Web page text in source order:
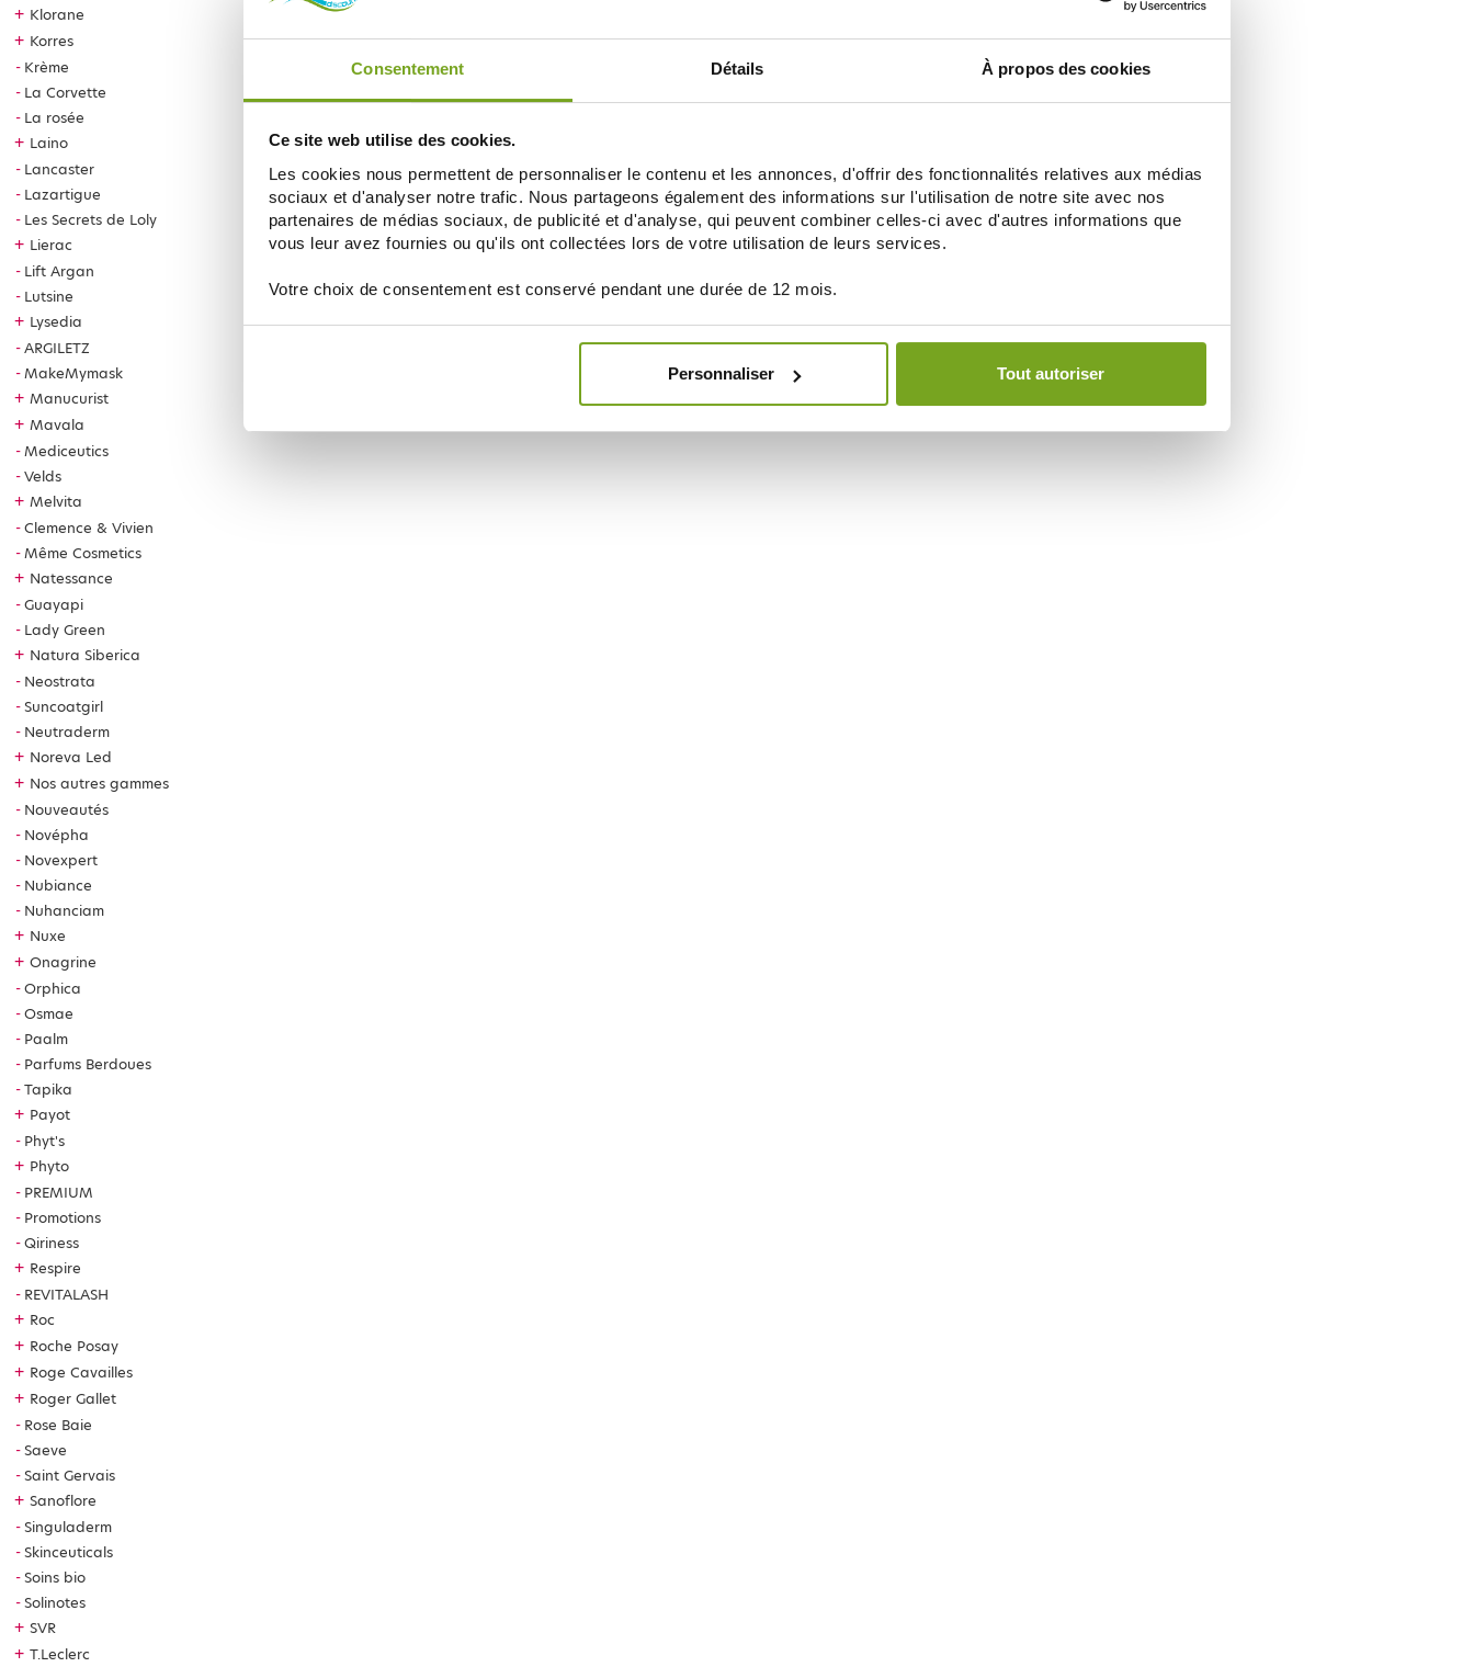
Consentement Détails À propos des cookies
Ce site web utilise des cookies.
Les cookies nous permettent de personnaliser le contenu et les annonces, d'offrir des fonctionnalités relatives aux médias
sociaux et d'analyser notre trafic. Nous partageons également des informations sur l'utilisation de notre site avec nos
partenaires de médias sociaux, de publicité et d'analyse, qui peuvent combiner celles-ci avec d'autres informations que
vous leur avez fournies ou qu'ils ont collectées lors de votre utilisation de leurs services.
Votre choix de consentement est conservé pendant une durée de 12 mois.
Personnaliser Tout autoriser
+ Klorane
+ Korres
Krème
La Corvette
La rosée
+ Laino
Lancaster
Lazartigue
Les Secrets de Loly
+ Lierac
Lift Argan
Lutsine
+ Lysedia
ARGILETZ
MakeMymask
+ Manucurist
+ Mavala
Mediceutics
Velds
+ Melvita
Clemence & Vivien
Même Cosmetics
+ Natessance
Guayapi
Lady Green
+ Natura Siberica
Neostrata
Suncoatgirl
Neutraderm
+ Noreva Led
+ Nos autres gammes
Nouveautés
Novépha
Novexpert
Nubiance
Nuhanciam
+ Nuxe
+ Onagrine
Orphica
Osmae
Paalm
Parfums Berdoues
Tapika
+ Payot
Phyt's
+ Phyto
PREMIUM
Promotions
Qiriness
+ Respire
REVITALASH
+ Roc
+ Roche Posay
+ Roge Cavailles
+ Roger Gallet
Rose Baie
Saeve
Saint Gervais
+ Sanoflore
Singuladerm
Skinceuticals
Soins bio
Solinotes
+ SVR
+ T.Leclerc